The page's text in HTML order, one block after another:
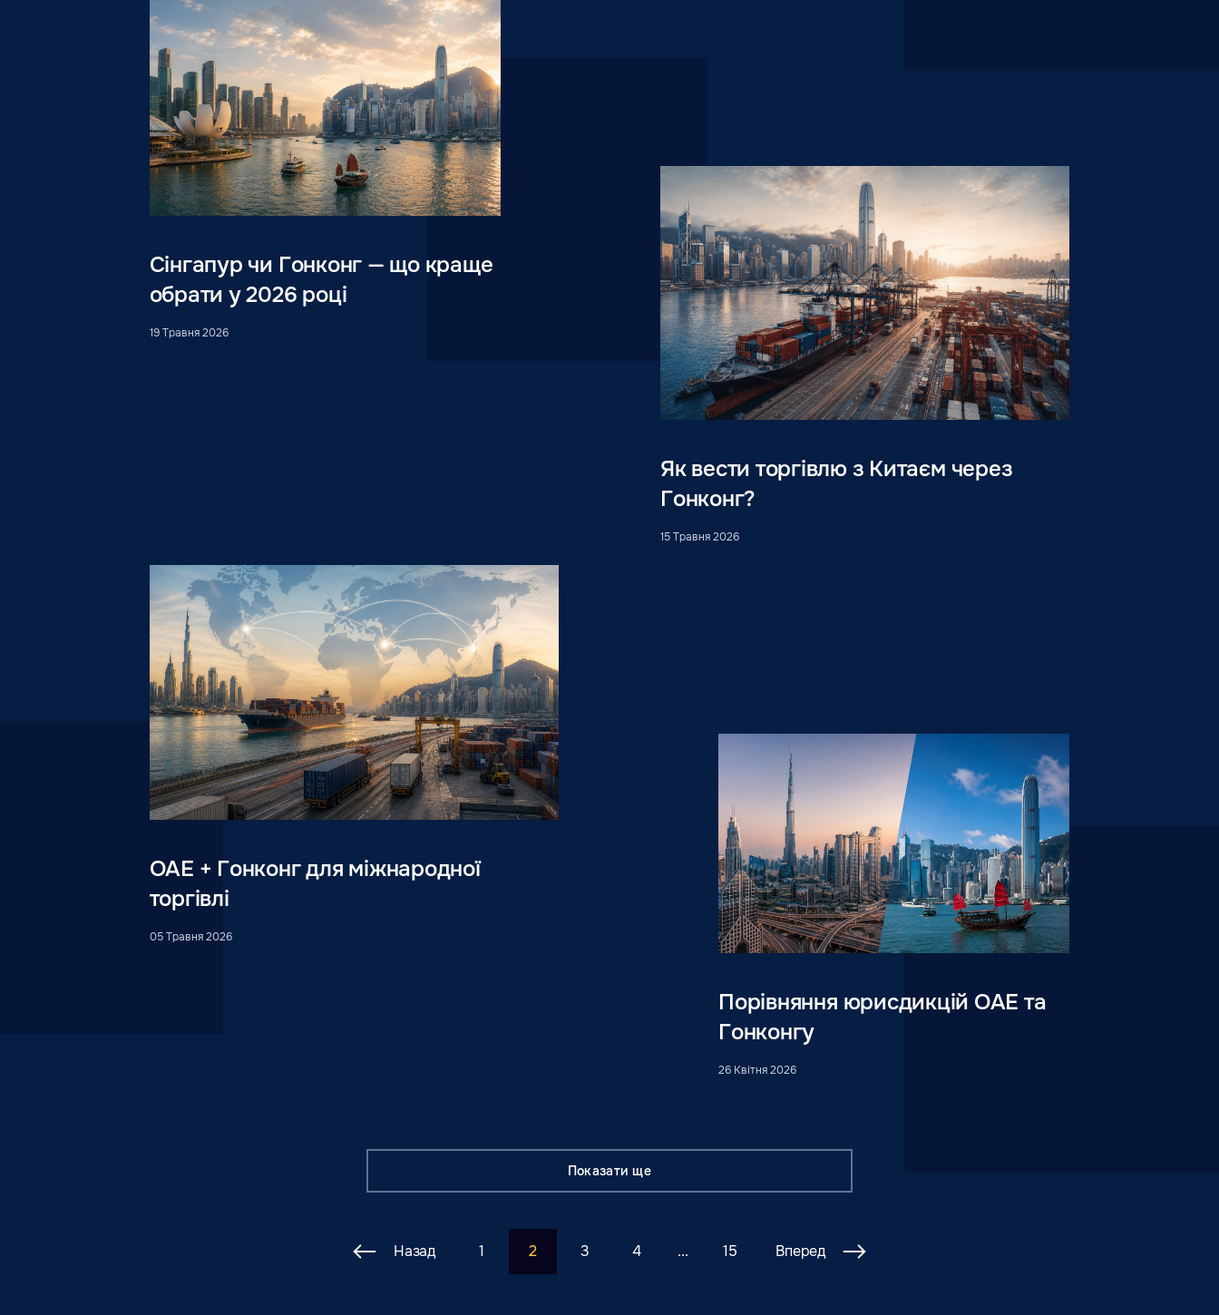
Сінгапур чи Гонконг — що краще
обрати у 2026 році
19 Травня 2026
Як вести торгівлю з Китаєм через
Гонконг?
15 Травня 2026
ОАЕ + Гонконг для міжнародної
торгівлі
05 Травня 2026
Порівняння юрисдикцій ОАЕ та
Гонконгу
26 Квітня 2026
Показати ще
Назад 1 2 3 4 ... 15 Вперед